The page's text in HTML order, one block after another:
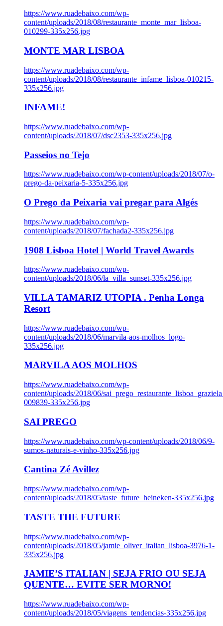
https://www.ruadebaixo.com/wp-
content/uploads/2018/08/restaurante_monte_mar_lisboa-
010299-335x256.jpg
MONTE MAR LISBOA
https://www.ruadebaixo.com/wp-
content/uploads/2018/08/restaurante_infame_lisboa-010215-
335x256.jpg
INFAME!
https://www.ruadebaixo.com/wp-
content/uploads/2018/07/dsc2353-335x256.jpg
Passeios no Tejo
https://www.ruadebaixo.com/wp-content/uploads/2018/07/o-
prego-da-peixaria-5-335x256.jpg
O Prego da Peixaria vai pregar para Algés
https://www.ruadebaixo.com/wp-
content/uploads/2018/07/fachada2-335x256.jpg
1908 Lisboa Hotel | World Travel Awards
https://www.ruadebaixo.com/wp-
content/uploads/2018/06/la_villa_sunset-335x256.jpg
VILLA TAMARIZ UTOPIA . Penha Longa
Resort
https://www.ruadebaixo.com/wp-
content/uploads/2018/06/marvila-aos-molhos_logo-
335x256.jpg
MARVILA AOS MOLHOS
https://www.ruadebaixo.com/wp-
content/uploads/2018/06/
009839-335x256.jpg
SAI PREGO
https://www.ruadebaixo.com/wp-content/uploads/2018/06/9-
sumos-naturais-e-vinho-335x256.jpg
Cantina Zé Avillez
https://www.ruadebaixo.com/wp-
content/uploads/2018/05/taste_future_heineken-335x256.jpg
TASTE THE FUTURE
https://www.ruadebaixo.com/wp-
content/uploads/2018/05/jamie_oliver_italian_lisboa-3976-1-
335x256.jpg
JAMIE’S ITALIAN | SEJA FRIO OU SEJA
QUENTE… EVITE SER MORNO!
https://www.ruadebaixo.com/wp-
content/uploads/2018/05/viagens_tendencias-335x256.jpg